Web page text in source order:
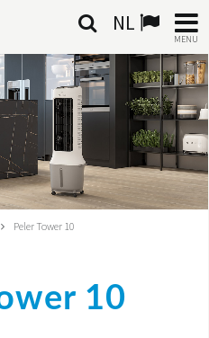
NL
MENU
Peler Tower 10
10